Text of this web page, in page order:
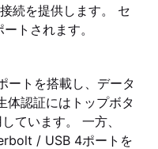
続を提供します。 セ
トされます。
ートを搭載し、データ
体認証にはトップボタ
ています。 一方、
/ USB 4ポートを